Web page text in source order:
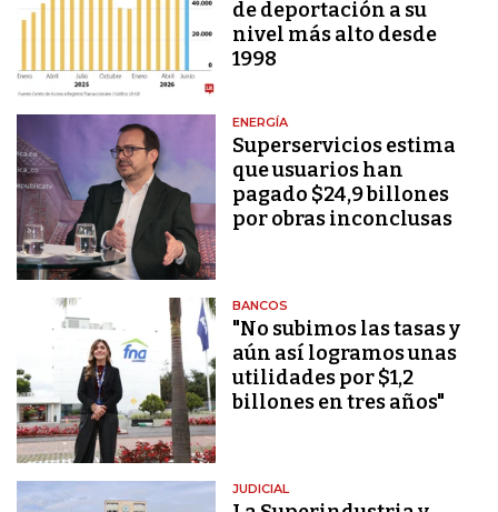
de deportación a su
nivel más alto desde
1998
ENERGÍA
Superservicios estima
que usuarios han
pagado $24,9 billones
por obras inconclusas
BANCOS
"No subimos las tasas y
aún así logramos unas
utilidades por $1,2
billones en tres años"
JUDICIAL